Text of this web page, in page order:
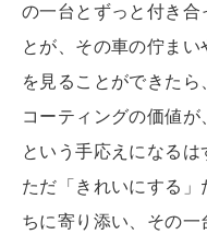
の一台とずっと付き合
とが、その車の佇ま
を見ることができた
コーティングの価値
という手応えになるは
ただ「きれいにする
ちに寄り添い、その一